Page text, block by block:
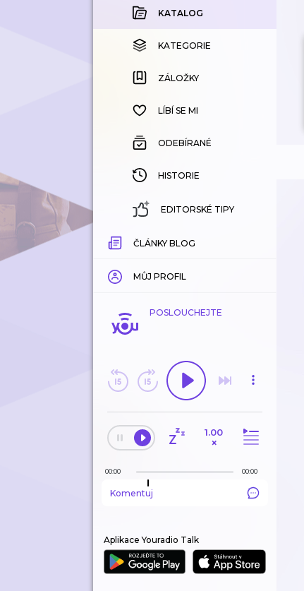
KOUPENÉ
KATEGORIE
ZÁLOŽKY
HISTORIE
KATALOG
KATEGORIE
ZÁLOŽKY
LÍBÍ SE MI
ODEBÍRANÉ
HISTORIE
EDITORSKÉ TIPY
ČLÁNKY BLOG
MŮJ PROFIL
POSLOUCHEJTE
1.00
×
00:00 00:00
Komentuj
Aplikace Youradio Talk